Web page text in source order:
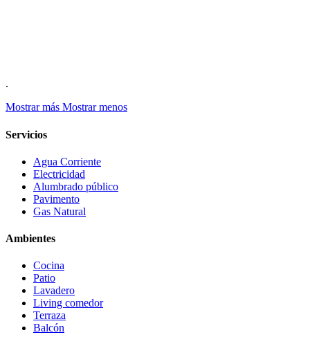
.
Mostrar más Mostrar menos
Servicios
Agua Corriente
Electricidad
Alumbrado público
Pavimento
Gas Natural
Ambientes
Cocina
Patio
Lavadero
Living comedor
Terraza
Balcón